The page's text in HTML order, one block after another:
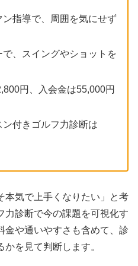
指導で、周囲を気にせず
、スイングやショットを
円、入会金は55,000円
付きゴルフ力診断は
本気で上手くなりたい」と考
力診断で今の課題を可視化す
金や通いやすさも含めて、診
を見て判断します。